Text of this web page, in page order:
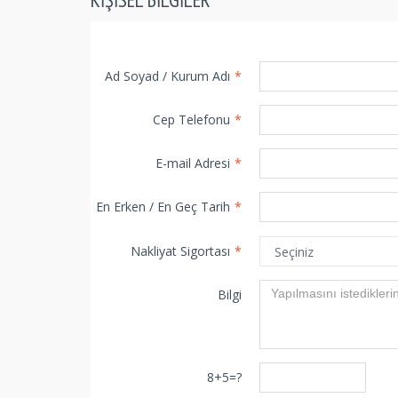
Ad Soyad / Kurum Adı *
Cep Telefonu *
E-mail Adresi *
En Erken / En Geç Tarih *
Nakliyat Sigortası *
Bilgi
8+5=?